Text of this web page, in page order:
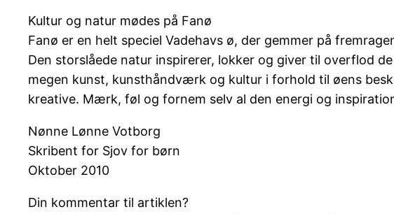
Kultur og natur mødes på Fanø
Fanø er en helt speciel Vadehavs ø, der gemmer på
Den storslåede natur inspirerer, lokker og giver til overflod
megen kunst, kunsthåndværk og kultur i forhold til øens
kreative. Mærk, føl og fornem selv al den energi og
Nønne Lønne Votborg
Skribent for Sjov for børn
Oktober 2010
Din kommentar til artiklen?